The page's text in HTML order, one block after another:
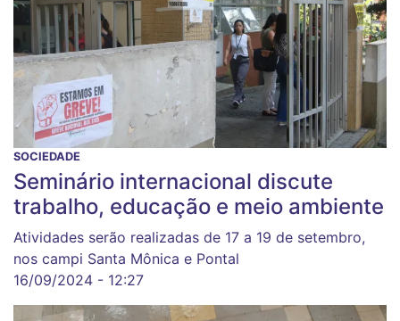
SOCIEDADE
Seminário internacional discute
trabalho, educação e meio ambiente
Atividades serão realizadas de 17 a 19 de setembro,
nos campi Santa Mônica e Pontal
16/09/2024 - 12:27